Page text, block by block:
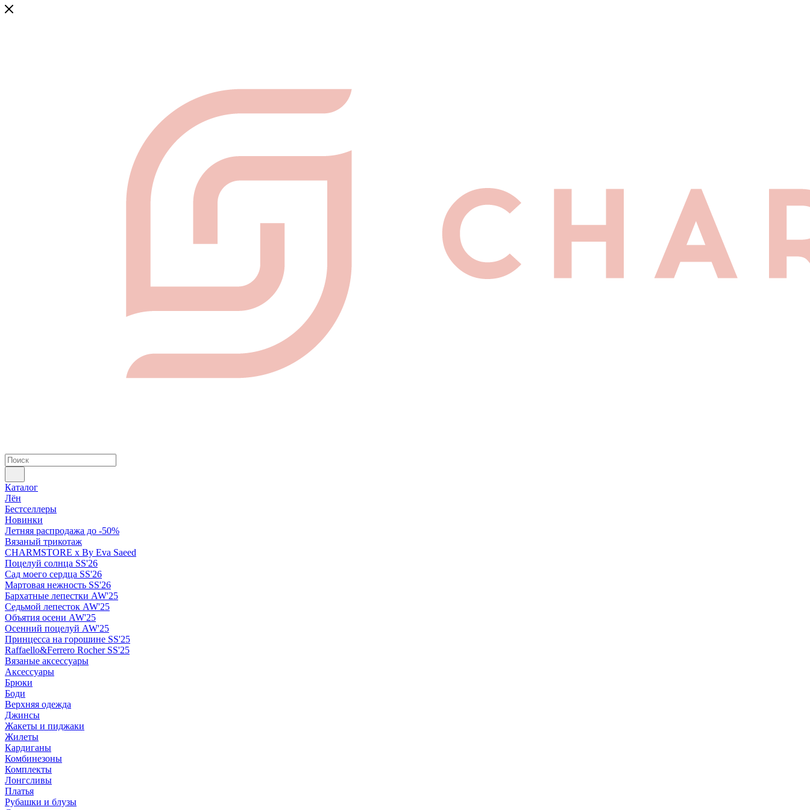
Каталог
Лён
Бестселлеры
Новинки
Летняя распродажа до -50%
Вязаный трикотаж
CHARMSTORE х By Eva Saeed
Поцелуй солнца SS'26
Сад моего сердца SS'26
Мартовая нежность SS'26
Бархатные лепестки AW'25
Седьмой лепесток AW'25
Объятия осени AW'25
Осенний поцелуй AW'25
Принцесса на горошине SS'25
Raffaello&Ferrero Rocher SS'25
Вязаные аксессуары
Аксессуары
Брюки
Боди
Верхняя одежда
Джинсы
Жакеты и пиджаки
Жилеты
Кардиганы
Комбинезоны
Комплекты
Лонгсливы
Платья
Рубашки и блузы